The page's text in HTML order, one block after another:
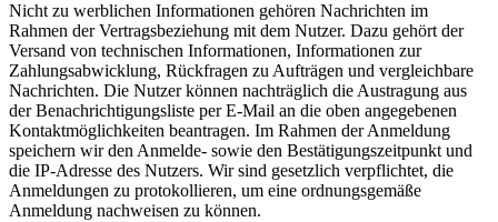
Nicht zu werblichen Informationen gehören Nachrichten im
Rahmen der Vertragsbeziehung mit dem Nutzer. Dazu gehört der
Versand von technischen Informationen, Informationen zur
Zahlungsabwicklung, Rückfragen zu Aufträgen und vergleichbare
Nachrichten. Die Nutzer können nachträglich die Austragung aus
der Benachrichtigungsliste per E-Mail an die oben angegebenen
Kontaktmöglichkeiten beantragen. Im Rahmen der Anmeldung
speichern wir den Anmelde- sowie den Bestätigungszeitpunkt und
die IP-Adresse des Nutzers. Wir sind gesetzlich verpflichtet, die
Anmeldungen zu protokollieren, um eine ordnungsgemäße
Anmeldung nachweisen zu können.